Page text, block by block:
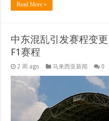
Read More »
中东混乱引发赛程变
F1赛程
2 周 ago 马来西亚新闻 0